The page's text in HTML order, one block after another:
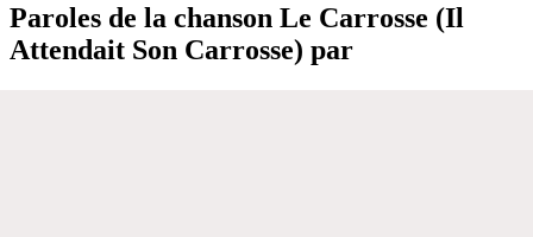
Paroles de la chanson Le Carrosse (Il
Attendait Son Carrosse) par